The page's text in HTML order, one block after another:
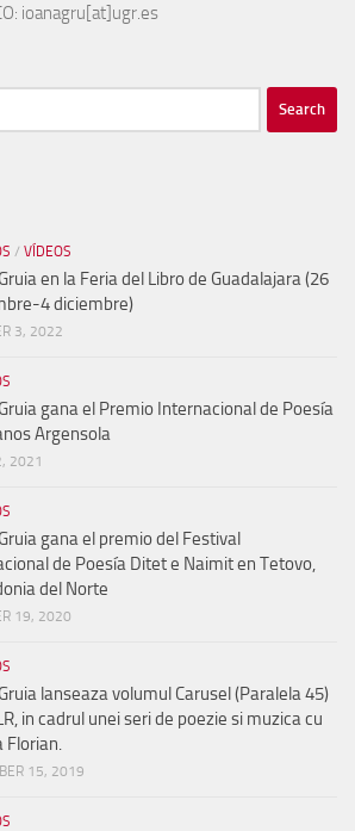
ioanagru[at]ugr.es
/ VÍDEOS
en la Feria del Libro de Guadalajara (26
4 diciembre)
3, 2022
gana el Premio Internacional de Poesía
Argensola
2021
gana el premio del Festival
de Poesía Ditet e Naimit en Tetovo,
del Norte
19, 2020
lanseaza volumul Carusel (Paralela 45)
in cadrul unei seri de poezie si muzica cu
15, 2019